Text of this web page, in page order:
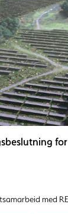
med